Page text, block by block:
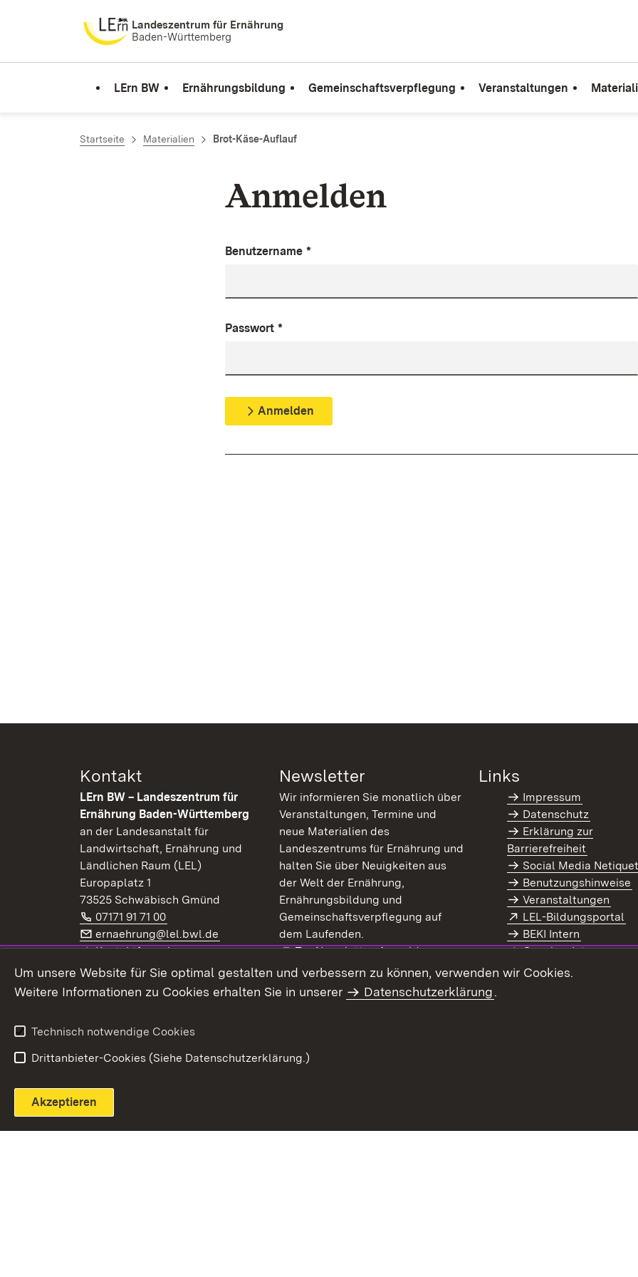
Zum Inhalt springenLandeszentrum für Ernährung
Baden-Württemberg
LErn BW Ernährungsbildung Gemeinschaftsverpflegung Veranstaltungen
Startseite Materialien Brot-Käse-Auflauf
Anmelden
Benutzername *
Passwort *
Anmelden
Kontakt
LErn BW – Landeszentrum für
Ernährung Baden-Württemberg
an der Landesanstalt für
Landwirtschaft, Ernährung und
Ländlichen Raum (LEL)
Europaplatz 1
73525 Schwäbisch Gmünd
Telefon:
07171 91 71 00 (Öffnet in neuem Fenster)
E-Mail:
ernaehrung@lel.bwl.de (Öffnet in neuem Fenster)
Kontaktformular
Extern:
LinkedIn (Öffnet in neuem Fenster)
Newsletter
Wir informieren Sie monatlich über
Veranstaltungen, Termine und
neue Materialien des
Landeszentrums für Ernährung und
halten Sie über Neuigkeiten aus
der Welt der Ernährung,
Ernährungsbildung und
Gemeinschaftsverpflegung auf
dem Laufenden.
Extern:
Zur Newsletter-Anmeldung(Öffnet in neuem Fenster)
Newsletter-Archiv
Links
Impressum
Datenschutz
Erklärung zur
Barrierefreiheit
Social Media
Benutzungshinweise
Veranstaltungen
Extern:
LEL-Bildungsportal
BEKI Intern
Coaches Intern
Intranet
Um unsere Website für Sie optimal gestalten und verbessern zu können, verwenden wir Cookies.
Weitere Informationen zu Cookies erhalten Sie in unserer
Datenschutzerklärung.
Technisch notwendige Cookies
Drittanbieter-Cookies (Siehe Datenschutzerklärung.)
Akzeptieren